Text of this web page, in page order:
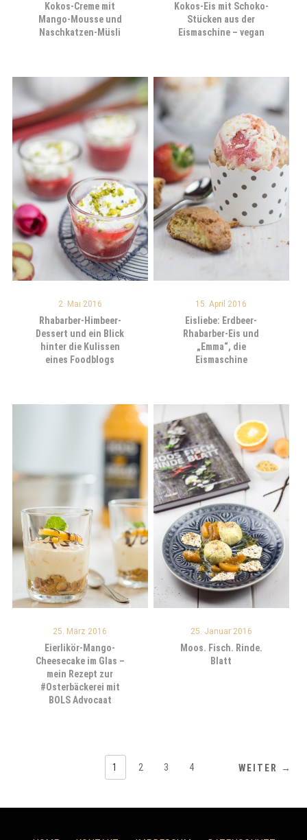
Kokos-Creme mit
Mango-Mousse und
Naschkatzen-Müsli
Kokos-Eis mit Schoko-
Stücken aus der
Eismaschine – vegan
2. Mai 2016
Rhabarber-Himbeer-
Dessert und ein Blick
hinter die Kulissen
eines Foodblogs
15. April 2016
Eisliebe: Erdbeer-
Rhabarber-Eis und
„Emma“, die
Eismaschine
25. März 2016
Eierlikör-Mango-
Cheesecake im Glas –
mein Rezept zur
#Osterbäckerei mit
BOLS Advocaat
25. Januar 2016
Moos. Fisch. Rinde.
Blatt
1 2 3 4 WEITER →